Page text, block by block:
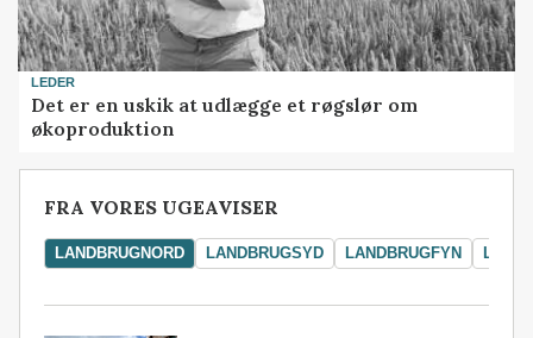
LEDER
Det er en uskik at udlægge et røgslør om
økoproduktion
FRA VORES UGEAVISER
LANDBRUGNORD LANDBRUGSYD LANDBRUGFYN